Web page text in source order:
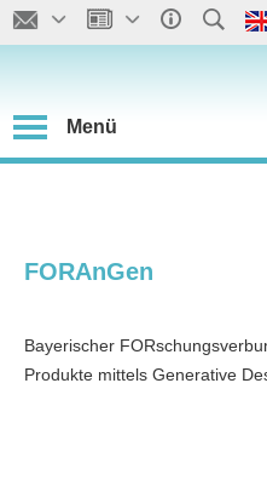
Menü
FORAnGen
Bayerischer
Produkte mittels Generative